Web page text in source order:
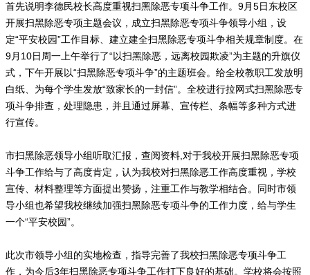
首先说明李德民校长高度重视扫黑除恶专项斗争工作。9月5日东校区
开展扫黑除恶专项主题会议，成立扫黑除恶专项斗争领导小组，设
定“平安校园”工作目标、建立建全扫黑除恶专项斗争相关规章制度。在
9月10日周一上午举行了“以扫黑除恶，远离校园欺凌”为主题的升旗仪
式，下午开展以“扫黑除恶专项斗争”的主题班会。给全校教职工发放明
白纸、为每个学生发放“致家长的一封信”。全校进行拉网式扫黑除恶专
项斗争排查，处理隐患，并且通过屏幕、宣传栏、条幅等多种方式进
行宣传。
市扫黑除恶领导小组听取汇报，查阅资料,对于我校开展扫黑除恶专项
斗争工作给与了高度肯定，认为我校对扫黑除恶工作高度重视，学校
宣传、材料整理等方面提出赞扬，注重工作与教学相结合。同时市领
导小组也希望我校继续加强扫黑除恶专项斗争的工作力度，给与学生
一个“平安校园”。
此次市领导小组的实地检查，指导完善了我校扫黑除恶专项斗争工
作，为今后3年扫黑除恶专项斗争工作打下良好的基础。学校将会按照